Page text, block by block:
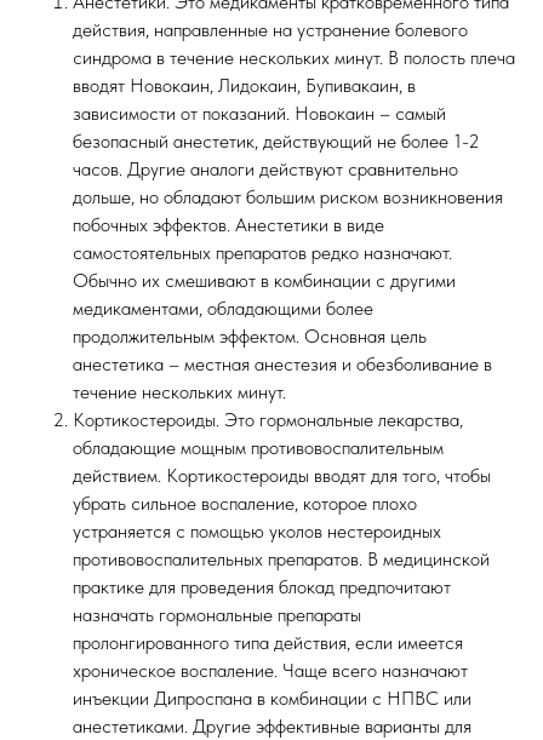
действия, направленные на устранение болевого
синдрома в течение нескольких минут. В полость плеча
вводят Новокаин, Лидокаин, Бупивакаин, в
зависимости от показаний. Новокаин – самый
безопасный анестетик, действующий не более 1-2
часов. Другие аналоги действуют сравнительно
дольше, но обладают большим риском возникновения
побочных эффектов. Анестетики в виде
самостоятельных препаратов редко назначают.
Обычно их смешивают в комбинации с другими
медикаментами, обладающими более
продолжительным эффектом. Основная цель
анестетика – местная анестезия и обезболивание в
течение нескольких минут.
Кортикостероиды. Это гормональные лекарства,
обладающие мощным противовоспалительным
действием. Кортикостероиды вводят для того, чтобы
убрать сильное воспаление, которое плохо
устраняется с помощью уколов нестероидных
противовоспалительных препаратов. В медицинской
практике для проведения блокад предпочитают
назначать гормональные препараты
пролонгированного типа действия, если имеется
хроническое воспаление. Чаще всего назначают
инъекции Дипроспана в комбинации с НПВС или
анестетиками. Другие эффективные варианты для